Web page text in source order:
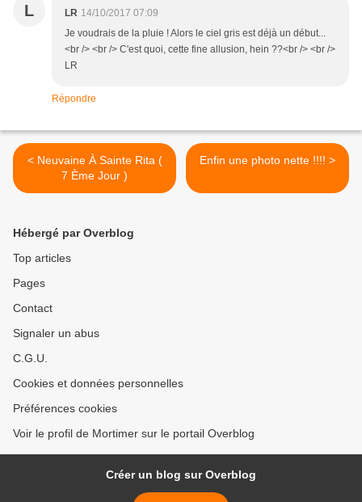
L LR 14/10/2017 07:09
Je voudrais de la pluie ! Alors le ciel gris est déjà un début...
<br /> <br /> C'est quoi, cette fine allusion, hein ??<br /> <br />
LR
Répondre
< Neuvaine À Sainte Rita (
7 Ème Jour )
Enfin une photo nette !!!! >
Hébergé par Overblog
Top articles
Pages
Contact
Signaler un abus
C.G.U.
Cookies et données personnelles
Préférences cookies
Voir le profil de Mortimer sur le portail Overblog
Créer un blog sur Overblog